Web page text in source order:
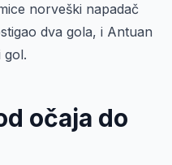
norveški napadač
dva gola, i Antuan
gol.
očaja do